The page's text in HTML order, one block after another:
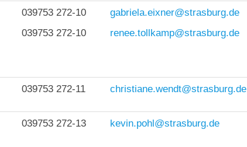
039753 272-10
039753 272-10
gabriela.eixner@strasburg.de
renee.tollkamp@strasburg.de
039753 272-11 christiane.wendt@strasburg.de
039753 272-13 kevin.pohl@strasburg.de